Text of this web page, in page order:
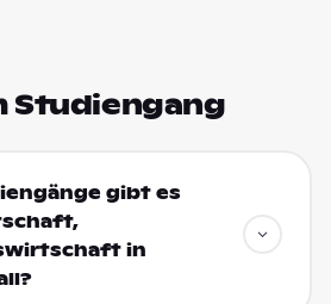
Studiengang
gibt es
in